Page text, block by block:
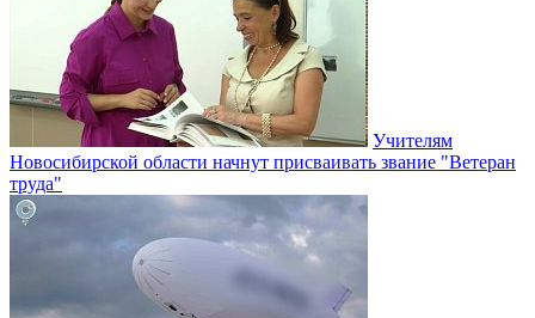
Учителям
Новосибирской области начнут присваивать звание "Ветеран
труда"